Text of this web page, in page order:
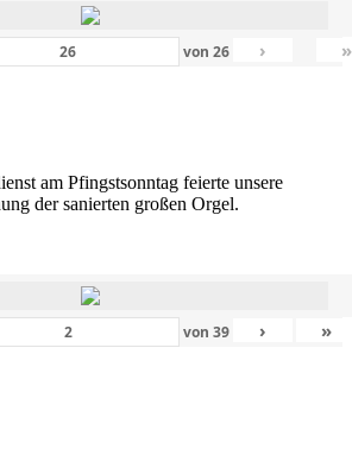
von26 › »
am Pfingstsonntag feierte unsere
der sanierten großen Orgel.
von39 › »